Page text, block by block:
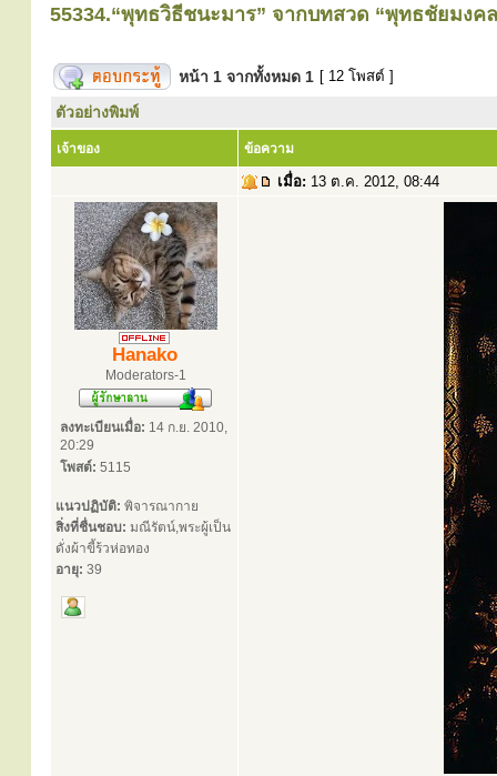
55334.“พุทธวิธีชนะมาร” จากบทสวด “พุทธชัยมงค
หน้า 1 จากทั้งหมด 1 [ 12 โพสต์ ]
ตัวอย่างพิมพ์
เจ้าของ ข้อความ
เมื่อ: 13 ต.ค. 2012, 08:44
Hanako
Moderators-1
ลงทะเบียนเมื่อ: 14 ก.ย. 2010,
20:29
โพสต์: 5115
แนวปฏิบัติ: พิจารณากาย
สิ่งที่ชื่นชอบ: มณีรัตน์,พระผู้เป็น
ดั่งผ้าขี้ร้วห่อทอง
อายุ: 39